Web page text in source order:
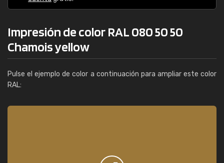
Impresión de color RAL 080 50 50
Chamois yellow
Pulse el ejemplo de color a continuación para ampliar este color
RAL: